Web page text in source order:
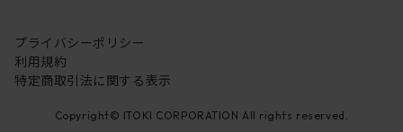
プライバシーポリシー
利用規約
特定商取引法に関する表示
Copyright© ITOKI CORPORATION All rights reserved.